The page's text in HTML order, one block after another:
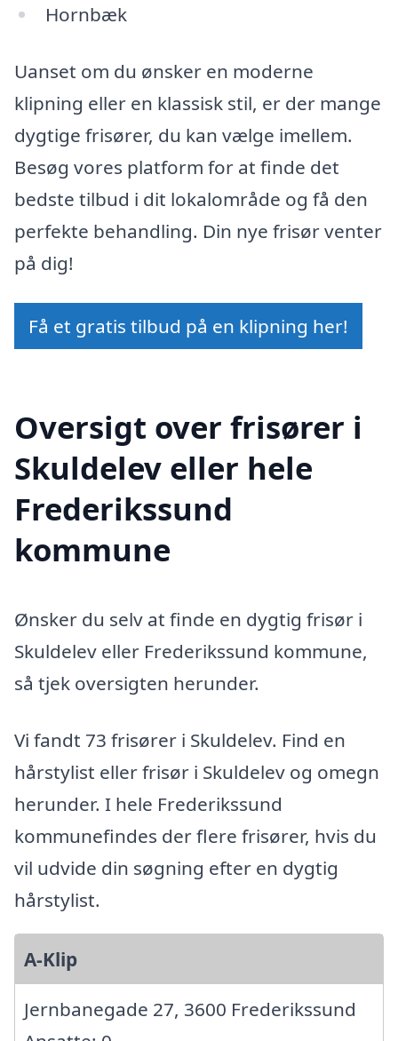
Hornbæk
Uanset om du ønsker en moderne
klipning eller en klassisk stil, er der mange
dygtige frisører, du kan vælge imellem.
Besøg vores platform for at finde det
bedste tilbud i dit lokalområde og få den
perfekte behandling. Din nye frisør venter
på dig!
Få et gratis tilbud på en klipning her!
Oversigt over frisører i
Skuldelev eller hele
Frederikssund
kommune
Ønsker du selv at finde en dygtig frisør i
Skuldelev eller Frederikssund kommune,
så tjek oversigten herunder.
Vi fandt 73 frisører i Skuldelev. Find en
hårstylist eller frisør i Skuldelev og omegn
herunder. I hele Frederikssund
kommunefindes der flere frisører, hvis du
vil udvide din søgning efter en dygtig
hårstylist.
A-Klip
Jernbanegade 27, 3600 Frederikssund